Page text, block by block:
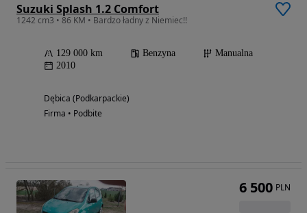
Suzuki Splash 1.2 Comfort
1242 cm3 • 86 KM • Bardzo ładny z Niemiec!!
129 000 km Benzyna
Manualna
2010
Dębica (Podkarpackie)
Firma • Podbite
6 500 PLN